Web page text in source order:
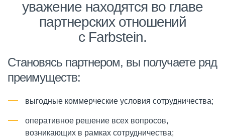
уважение находятся во главе
партнерских отношений
с Farbstein.
Становясь партнером, вы получаете ряд
преимуществ:
выгодные коммерческие условия сотрудничества;
оперативное решение всех вопросов,
возникающих в рамках сотрудничества;